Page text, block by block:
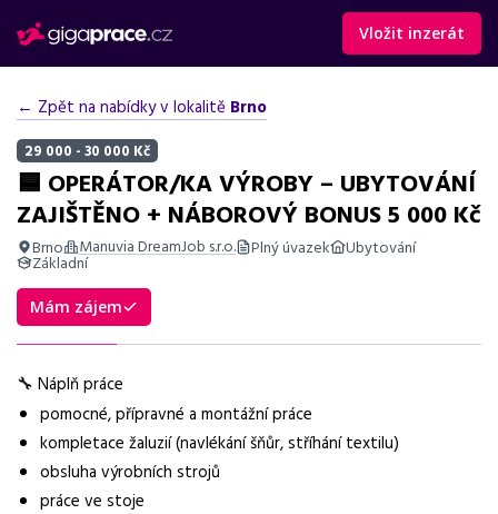
Vložit inzerát
← Zpět na nabídky v lokalitě Brno
29 000 - 30 000 Kč
🟦 OPERÁTOR/KA VÝROBY – UBYTOVÁNÍ
ZAJIŠTĚNO + NÁBOROVÝ BONUS 5 000 Kč
Brno Manuvia DreamJob s.r.o. Plný úvazek Ubytování
Základní
Shrnutí nabídky
Práce v Brně na dvě směny, mzda 29 000–30 000 Kč, ubytování
Základní informace
Pozice
Operátor/ka výroby
Mám zájem
🔧 Náplň práce
pomocné, přípravné a montážní práce
kompletace žaluzií (navlékání šňůr, stříhání textilu)
obsluha výrobních strojů
práce ve stoje